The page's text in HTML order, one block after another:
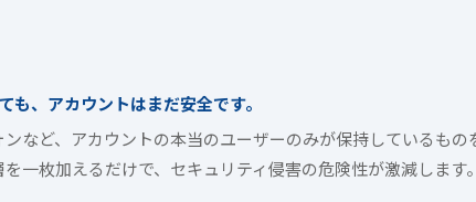
、アカウントはまだ安全です。
など、アカウントの本当のユーザーのみが保持しているもの
一枚加えるだけで、セキュリティ侵害の危険性が激減します。